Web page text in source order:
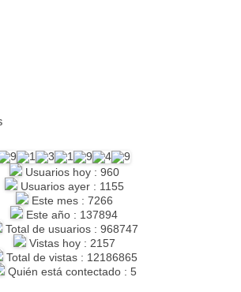
Usuarios hoy : 960
Usuarios ayer : 1155
Este mes : 7266
Este año : 137894
Total de usuarios : 968747
Vistas hoy : 2157
Total de vistas : 12186865
Quién está contectado : 5